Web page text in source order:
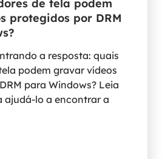
de tela podem
protegidos por DRM
a resposta: quais
podem gravar vídeos
para Windows? Leia
ajudá-lo a encontrar a